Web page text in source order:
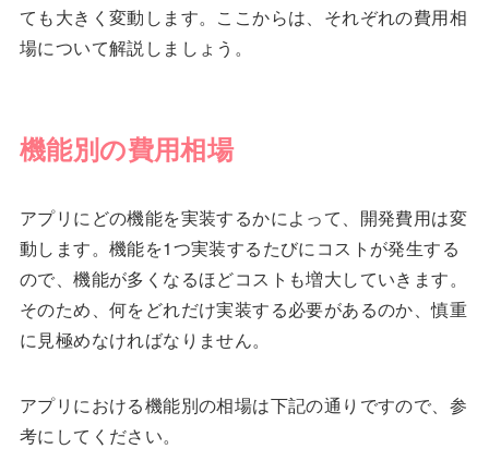
ても大きく変動します。ここからは、それぞれの費用相
場について解説しましょう。
機能別の費用相場
アプリにどの機能を実装するかによって、開発費用は変
動します。機能を1つ実装するたびにコストが発生する
ので、機能が多くなるほどコストも増大していきます。
そのため、何をどれだけ実装する必要があるのか、慎重
に見極めなければなりません。
アプリにおける機能別の相場は下記の通りですので、参
考にしてください。